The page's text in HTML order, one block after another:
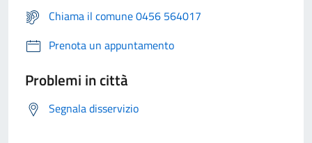
Chiama il comune 0456 564017
Prenota un appuntamento
Problemi in città
Segnala disservizio